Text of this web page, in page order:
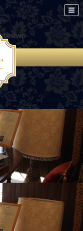
wp-
line 86